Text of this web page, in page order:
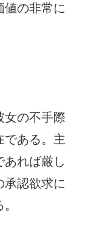
値の非常に
女の不手際
である。主
あれば厳し
承認欲求に